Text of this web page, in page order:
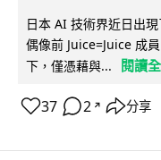
日本 AI 技術界近日出
偶像前 Juice=Juice 成
下，僅憑藉與...
閱讀
37 2 ↗ 分享